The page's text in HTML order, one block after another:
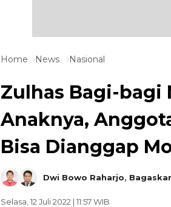
Home News Nasional
Zulhas Bagi-bagi
Anaknya,
Bisa Dianggap
Dwi Bowo Raharjo,
Selasa, 12 Juli 2022 | 11:57 WIB